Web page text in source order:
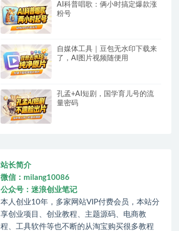
AI科普唱歌：俩小时搞定爆款涨
粉号
自媒体工具｜豆包无水印下载来
了，AI图片视频随便用
孔孟+AI短剧，国学育儿号的流
量密码
站长简介
微信：milang10086
公众号：迷浪创业笔记
本人创业10年，多家网站VIP付费会员，本站分
享创业项目、创业教程、主题源码、电商教
程、工具软件等也不断的从淘宝购买很多教程